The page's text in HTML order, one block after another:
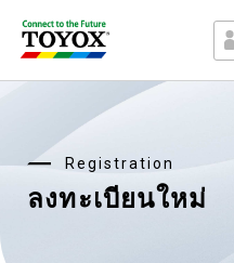
Registration
ลงทะเบียนใหม่